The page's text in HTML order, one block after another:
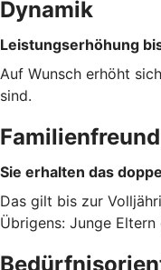
Dynamik
Leistungserhöhung
Auf Wunsch erhöht
sind.
Sie erhalten das
Das gilt bis zur
Übrigens: Junge